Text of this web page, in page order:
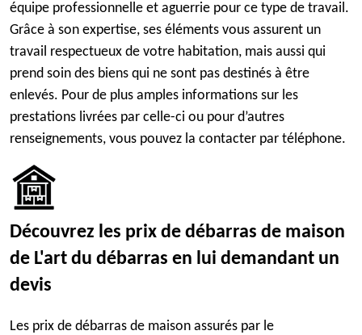
équipe professionnelle et aguerrie pour ce type de travail.
Grâce à son expertise, ses éléments vous assurent un
travail respectueux de votre habitation, mais aussi qui
prend soin des biens qui ne sont pas destinés à être
enlevés. Pour de plus amples informations sur les
prestations livrées par celle-ci ou pour d’autres
renseignements, vous pouvez la contacter par téléphone.
Découvrez les prix de débarras de maison
de L'art du débarras en lui demandant un
devis
Les prix de débarras de maison assurés par le